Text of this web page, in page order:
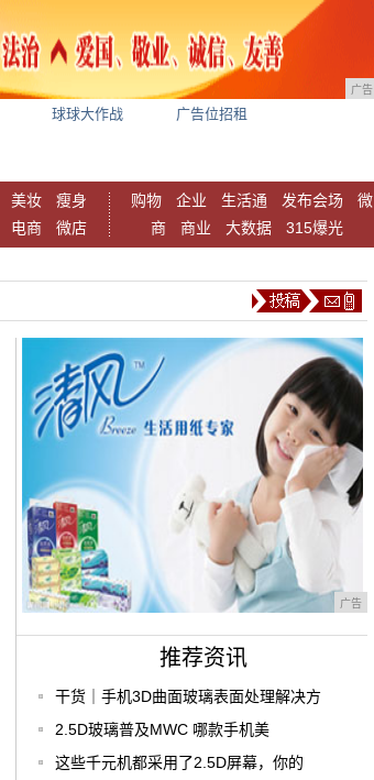
广告
球球大作战 广告位招租
美妆
瘦身
电商 微店
购物 企业 生活通 发布会场
微
商
商业 大数据 315爆光
广告
推荐资讯
干货｜手机3D曲面玻璃表面处理解决方
2.5D玻璃普及MWC 哪款手机美
这些千元机都采用了2.5D屏幕，你的